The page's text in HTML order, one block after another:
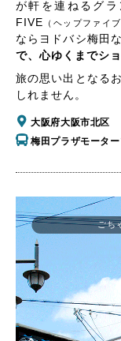
が軒を連ねるグ
FIVE （ヘップファイブ
ならヨドバシ梅田
で、心ゆくまでシ
旅の思い出となる
しれません。
大阪府大阪市北区
梅田プラザモータ
ごち